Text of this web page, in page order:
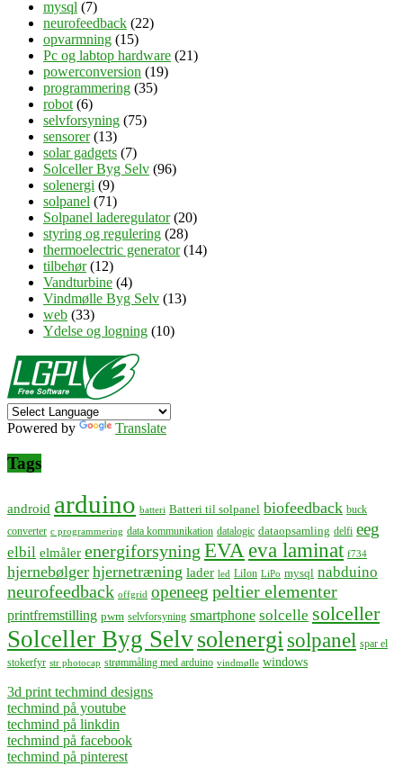
mysql (7)
neurofeedback (22)
opvarmning (15)
Pc og labtop hardware (21)
powerconversion (19)
programmering (35)
robot (6)
selvforsyning (75)
sensorer(13)
solar gadgets (7)
Solceller Byg Selv (96)
solenergi (9)
solpanel (71)
Solpanel laderegulator(20)
styring og regulering (28)
thermoelectric generator(14)
tilbehør(12)
Vandturbine (4)
Vindmølle Byg Selv (13)
web (33)
Ydelse og logning (10)
Powered by Translate
Tags
android arduino batteri Batteri til solpanel biofeedback buck
converter c programmering data kommunikation datalogic dataopsamling delfi eeg
elbil elmåler energiforsyning EVA eva laminat f734
hjernebølger hjernetræning lader led LiIon LiPo mysql nabduino
neurofeedback offgrid openeeg peltier elementer
printfremstilling pwm selvforsyning smartphone solcelle solceller
Solceller Byg Selvsolenergisolpanel spar el
stokerfyr str photocap strømmåling med arduino vindmølle windows
3d print techmind designs
techmind på youtube
techmind på linkdin
techmind på facebook
techmind på pinterest